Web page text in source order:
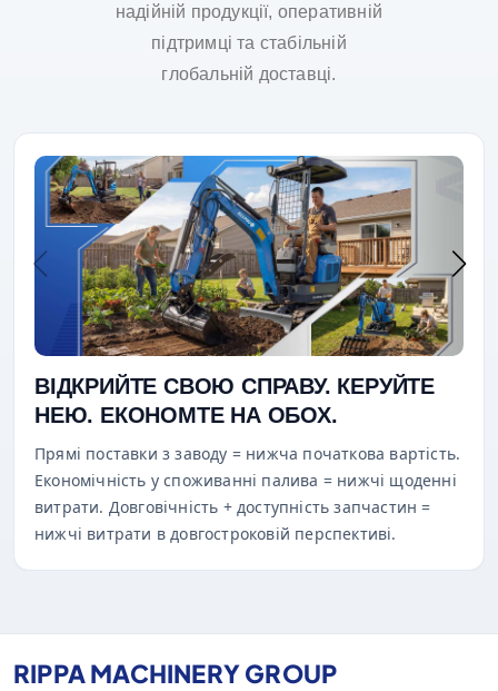
надійній продукції, оперативній
підтримці та стабільній
глобальній доставці.
ВІДКРИЙТЕ СВОЮ СПРАВУ. КЕРУЙТЕ
НЕЮ. ЕКОНОМТЕ НА ОБОХ.
Прямі поставки з заводу = нижча початкова вартість.
Економічність у споживанні палива = нижчі щоденні
витрати. Довговічність + доступність запчастин =
нижчі витрати в довгостроковій перспективі.
RIPPA MACHINERY GROUP